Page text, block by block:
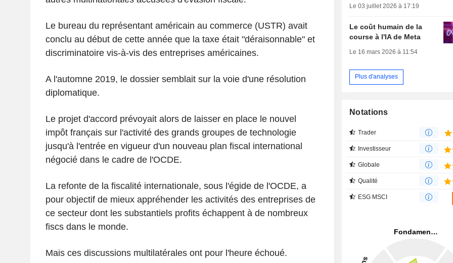
Le bureau du représentant américain au commerce (USTR) avait
conclu au début de cette année que la taxe était "déraisonnable" et
discriminatoire vis-à-vis des entreprises américaines.
A l'automne 2019, le dossier semblait sur la voie d'une résolution
diplomatique.
Le projet d'accord prévoyait alors de laisser en place le nouvel
impôt français sur l'activité des grands groupes de technologie
jusqu'à l'entrée en vigueur d'un nouveau plan fiscal international
négocié dans le cadre de l'OCDE.
La refonte de la fiscalité internationale, sous l'égide de l'OCDE, a
pour objectif de mieux appréhender les activités des entreprises de
ce secteur dont les substantiels profits échappent à de nombreux
fiscs dans le monde.
Mais ces discussions multilatérales ont pour l'heure échoué.
Le 03 juillet 2026 à 17:19
Le coût humain de la
course à l'IA de Meta
Le 16 mars 2026 à 11:54
Plus d'analyses
Notations
Trader
Investisseur
Globale
Qualité
ESG MSCI